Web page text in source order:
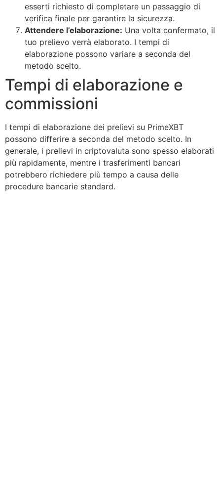
esserti richiesto di completare un passaggio di
verifica finale per garantire la sicurezza.
Attendere l’elaborazione: Una volta confermato, il
tuo prelievo verrà elaborato. I tempi di
elaborazione possono variare a seconda del
metodo scelto.
Tempi di elaborazione e
commissioni
I tempi di elaborazione dei prelievi su PrimeXBT
possono differire a seconda del metodo scelto. In
generale, i prelievi in criptovaluta sono spesso elaborati
più rapidamente, mentre i trasferimenti bancari
potrebbero richiedere più tempo a causa delle
procedure bancarie standard.